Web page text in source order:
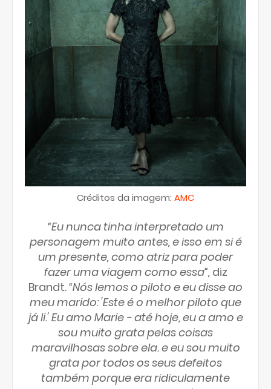
Créditos da imagem: AMC
“Eu nunca tinha interpretado um
personagem muito antes, e isso em si é
um presente, como atriz para poder
fazer uma viagem como essa”, diz
Brandt. “Nós lemos o piloto e eu disse ao
meu marido: 'Este é o melhor piloto que
já li.' Eu amo Marie - até hoje, eu a amo e
sou muito grata pelas coisas
maravilhosas sobre ela. e eu sou muito
grata por todos os seus defeitos
também porque era ridiculamente